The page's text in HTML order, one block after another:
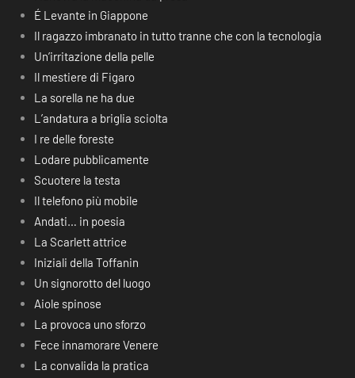
É Levante in Giappone
Il ragazzo imbranato in tutto tranne che con la tecnologia
Un’irritazione della pelle
Il mestiere di Figaro
La sorella ne ha due
L’andatura a briglia sciolta
I re delle foreste
Lodare pubblicamente
Scuotere la testa
Il telefono più mobile
Andati… in poesia
La Scarlett attrice
Iniziali della Toffanin
Un signorotto del luogo
Aiole spinose
La provoca uno sforzo
Fece innamorare Venere
La convalida la pratica